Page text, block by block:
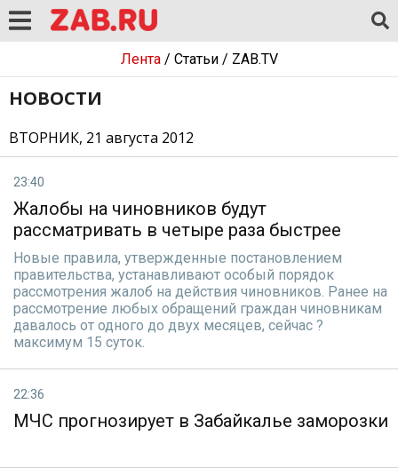
Лента/ Статьи/ ZAB.TV
НОВОСТИ
ВТОРНИК, 21 августа 2012
23:40
Жалобы на чиновников будут
рассматривать в четыре раза быстрее
Новые правила, утвержденные постановлением
правительства, устанавливают особый порядок
рассмотрения жалоб на действия чиновников. Ранее на
рассмотрение любых обращений граждан чиновникам
давалось от одного до двух месяцев, сейчас ?
максимум 15 суток.
22:36
МЧС прогнозирует в Забайкалье заморозки